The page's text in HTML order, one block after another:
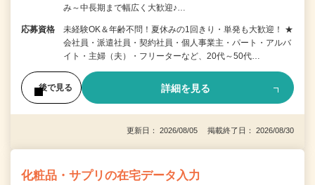
み～中長期まで幅広く大歓迎♪…
応募資格
未経験OK＆年齢不問！夏休みの1回きり・単発も大歓迎！ ★
会社員・派遣社員・契約社員・個人事業主・パート・アルバ
イト・主婦（夫）・フリーターなど、20代～50代…
後で見る 詳細を見る
更新日： 2026/08/05 掲載終了日： 2026/08/30
化粧品・サプリの在宅データ入力